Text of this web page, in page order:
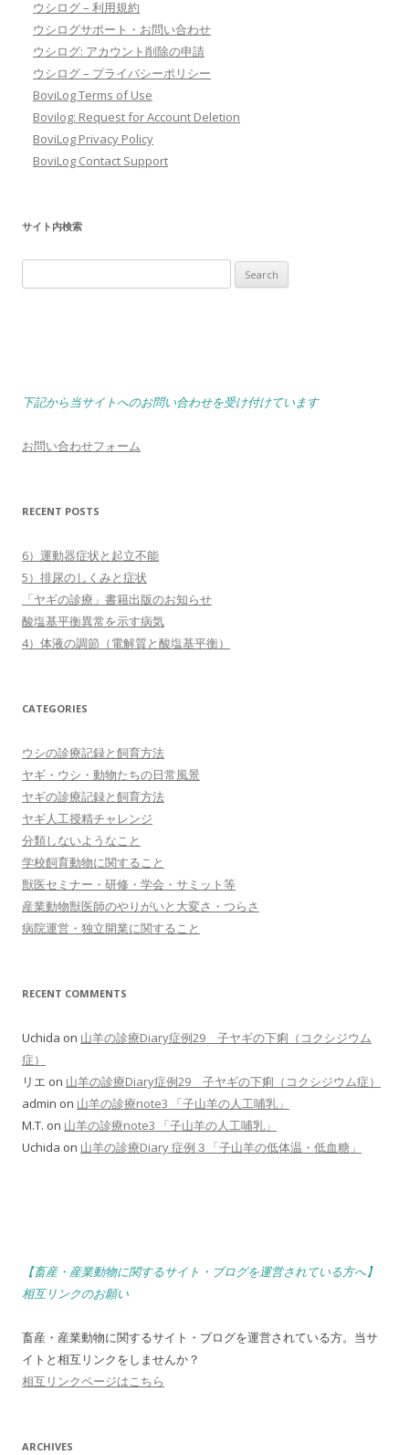
ウシログ – 利用規約
ウシログサポート・お問い合わせ
ウシログ: アカウント削除の申請
ウシログ – プライバシーポリシー
BoviLog Terms of Use
Bovilog: Request for Account Deletion
BoviLog Privacy Policy
BoviLog Contact Support
サイト内検索
for:
下記から当サイトへのお問い合わせを受け付けています
お問い合わせフォーム
RECENT POSTS
6）運動器症状と起立不能
5）排尿のしくみと症状
「ヤギの診療」書籍出版のお知らせ
酸塩基平衡異常を示す病気
4）体液の調節（電解質と酸塩基平衡）
CATEGORIES
ウシの診療記録と飼育方法
ヤギ・ウシ・動物たちの日常風景
ヤギの診療記録と飼育方法
ヤギ人工授精チャレンジ
分類しないようなこと
学校飼育動物に関すること
獣医セミナー・研修・学会・サミット等
産業動物獣医師のやりがいと大変さ・つらさ
病院運営・独立開業に関すること
RECENT COMMENTS
Uchida on 山羊の診療Diary症例29 子ヤギの下痢（コクシジウム
症）
リエ on 山羊の診療Diary症例29 子ヤギの下痢（コクシジウム症）
admin on 山羊の診療note3 「子山羊の人工哺乳」
M.T. on 山羊の診療note3 「子山羊の人工哺乳」
Uchida on 山羊の診療Diary 症例３「子山羊の低体温・低血糖」
【畜産・産業動物に関するサイト・ブログを運営されている方へ】
相互リンクのお願い
畜産・産業動物に関するサイト・ブログを運営されている方。当サ
イトと相互リンクをしませんか？
相互リンクページはこちら
ARCHIVES